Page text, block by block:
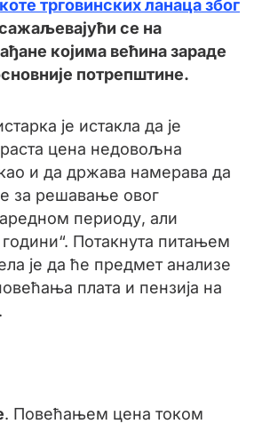
трговинских ланаца због
се на
којима већина зараде
потрепштине.
је истакла да је
раста цена недовољна
и да држава намерава да
за решавање овог
периоду, али
години“. Потакнута питањем
је да ће предмет анализе
плата и пензија на
. Повећањем цена током